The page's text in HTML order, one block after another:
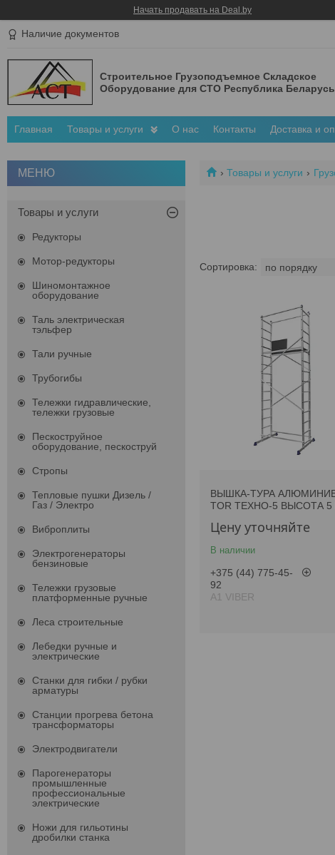
Начать продавать на Deal.by
Наличие документов
Строительное Грузоподъемное Складское
Оборудование для СТО Республика Беларусь
Главная Товары и услуги О нас Контакты Доставка и
Товары и услуги
ВЫШКА-ТУРА
TOR ТЕХНО-5 ВЫСОТА 5
Цену уточняйте
В наличии
+375 (44) 775-45-
92
А1 VIBER
Товары и услуги
Редукторы
Мотор-редукторы
Шиномонтажное
оборудование
Таль электрическая
тэльфер
Тали ручные
Трубогибы
Тележки гидравлические,
тележки грузовые
Пескоструйное
оборудование, пескоструй
Стропы
Тепловые пушки Дизель /
Газ / Электро
Виброплиты
Электрогенераторы
бензиновые
Тележки грузовые
платформенные ручные
Леса строительные
Лебедки ручные и
электрические
Станки для гибки / рубки
арматуры
Станции прогрева бетона
трансформаторы
Электродвигатели
Парогенераторы
промышленные
профессиональные
электрические
Ножи для гильотины
дробилки станка